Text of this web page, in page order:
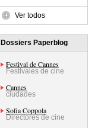
Ver todos
Dossiers Paperblog
Festival de Cannes
Festivales de cine
Cannes
ciudades
Sofia Coppola
Directores de cine